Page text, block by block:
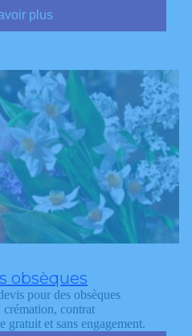
plus
obsèques
pour des obsèques
crémation, contrat
et sans engagement.